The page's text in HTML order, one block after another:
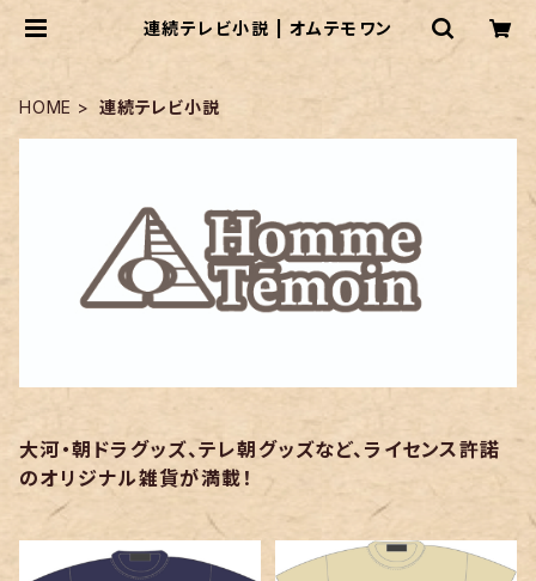
連続テレビ小説 | オムテモワン
HOME 連続テレビ小説
大河・朝ドラグッズ、テレ朝グッズなど、ライセンス許諾
のオリジナル雑貨が満載！